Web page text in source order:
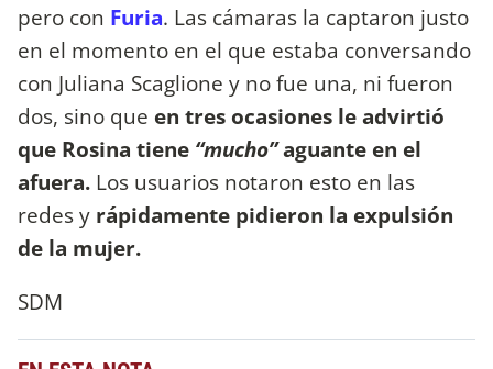
pero con Furia. Las cámaras la captaron justo
en el momento en el que estaba conversando
con Juliana Scaglione y no fue una, ni fueron
dos, sino que en tres ocasiones le advirtió
que Rosina tiene “mucho”aguante en el
afuera. Los usuarios notaron esto en las
redes y rápidamente pidieron la expulsión
de la mujer.
SDM